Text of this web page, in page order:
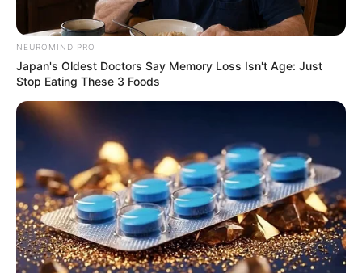
NEUROMIND PRO
Japan's Oldest Doctors Say Memory Loss Isn't Age: Just
Stop Eating These 3 Foods